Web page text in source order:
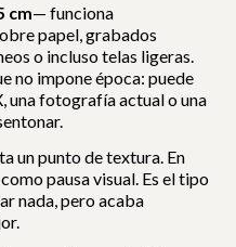
cm— funciona
papel, grabados
o incluso telas ligeras.
no impone época: puede
una fotografía actual o una
un punto de textura. En
pausa visual. Es el tipo
nada, pero acaba